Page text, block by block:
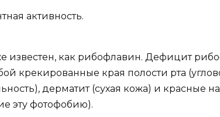
активность.
известен, как рибофлавин. Дефицит
крекированные края полости рта
дерматит (сухая кожа) и красные
эту фотофобию).